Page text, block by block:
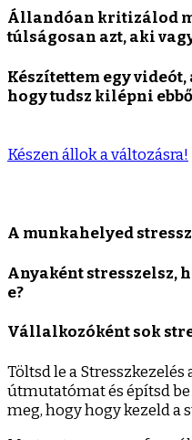
Állandóan kritizálod
túlságosan azt, aki
Készítettem egy
hogy tudsz kilépni
Készen állok a változásra!
A munkahelyed
Anyaként stresszelsz,
e?
Vállalkozóként sok
Töltsd le a
útmutatómat és építsd
meg, hogy hogy kezeld a